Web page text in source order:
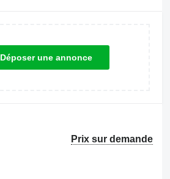
Déposer une annonce
Prix sur demande